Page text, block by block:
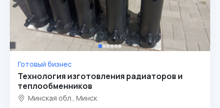
Готовый бизнес
Технология изготовления радиаторов и
теплообменников
Минская обл., Минск